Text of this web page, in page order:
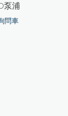
泵浦
問車